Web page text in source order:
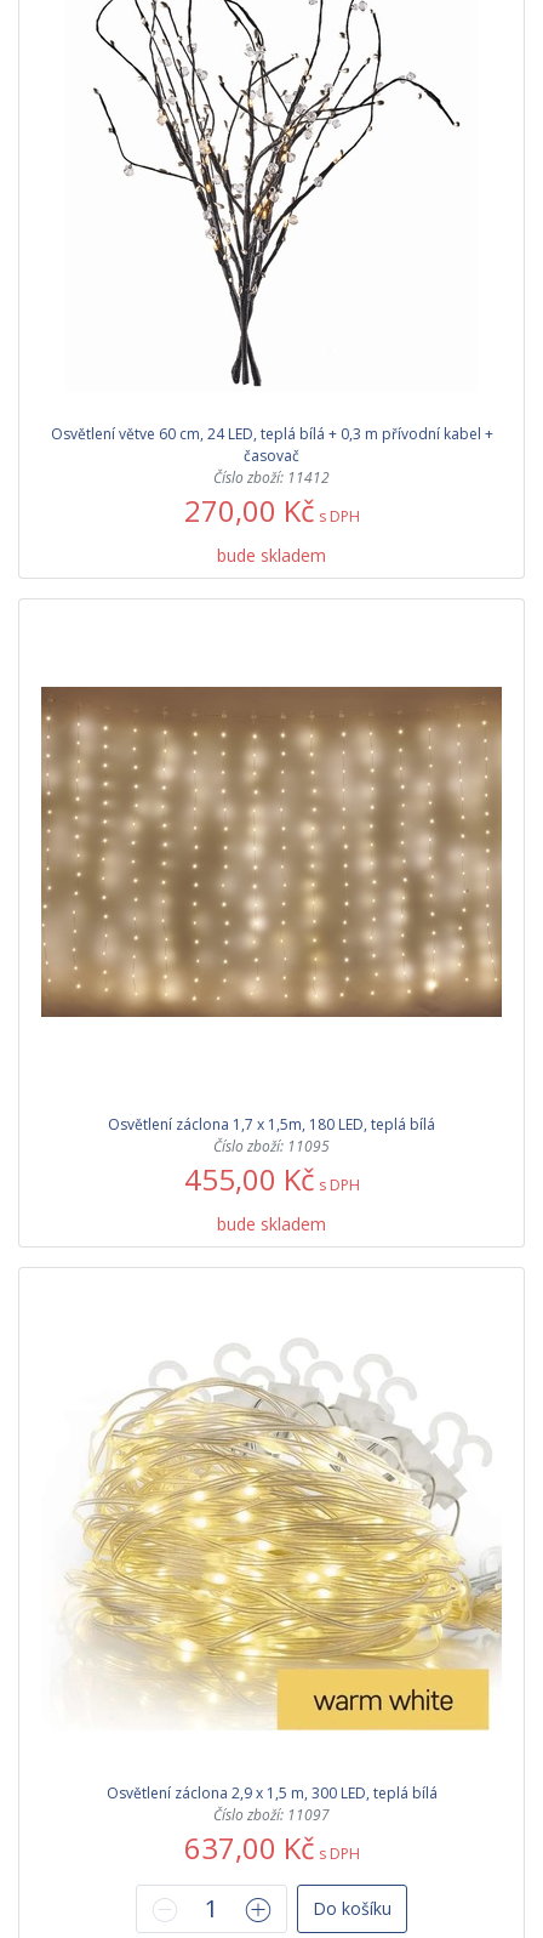
Osvětlení větve 60 cm, 24 LED, teplá bílá + 0,3 m přívodní kabel +
časovač
Číslo zboží: 11412
270,00 Kč s DPH
bude skladem
Osvětlení záclona 1,7 x 1,5m, 180 LED, teplá bílá
Číslo zboží: 11095
455,00 Kč s DPH
bude skladem
Osvětlení záclona 2,9 x 1,5 m, 300 LED, teplá bílá
Číslo zboží: 11097
637,00 Kč s DPH
Do košíku